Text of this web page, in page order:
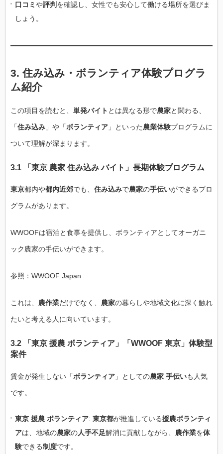
口コミ や評判を確認し、女性でも安心して働ける場所を選びま
しょう。
3. 住み込み・ボランティア体験プログラ
ム紹介
この項目を読むと、 単発バイト とは異なる形で農家と関わる、
「住み込み 」や「ボランティア 」といった農業体験プログラムに
ついて理解が深まります。
3.1 「東京 農家 住み込み バイト」長期体験プログラム
東京都内や都内近郊でも、 住み込みで農家の手伝いができるプロ
グラムがあります。
WWOOFは宿泊と食事を提供し、ボランティアとしてオーガニ
ック農家の手伝いができます。
参照：WWOOF Japan
これは、 農作業だけでなく、 農家の暮らしや地域文化に深く触れ
たいと考える人に向いています。
3.2 「東京 援農 ボランティア」「WWOOF 東京」体験型
案件
賃金が発生しない「ボランティア 」としての農家 手伝いも人気
です。
東京 援農 ボランティア: 東京都が推進している援農ボランティ
アは、地域の農家の人手不足解消に貢献しながら、 農作業を体
験できる制度です。